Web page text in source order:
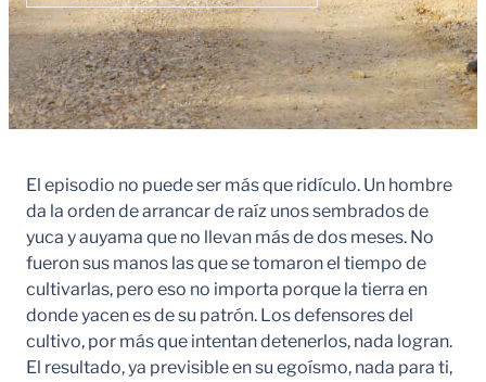
El episodio no puede ser más que ridículo. Un hombre
da la orden de arrancar de raíz unos sembrados de
yuca y auyama que no llevan más de dos meses. No
fueron sus manos las que se tomaron el tiempo de
cultivarlas, pero eso no importa porque la tierra en
donde yacen es de su patrón. Los defensores del
cultivo, por más que intentan detenerlos, nada logran.
El resultado, ya previsible en su egoísmo, nada para ti,